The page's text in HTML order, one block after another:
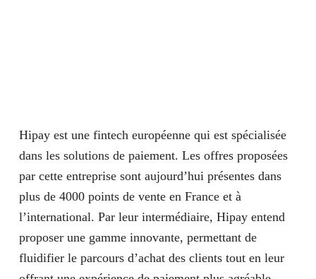
Hipay est une fintech européenne qui est spécialisée
dans les solutions de paiement. Les offres proposées
par cette entreprise sont aujourd’hui présentes dans
plus de 4000 points de vente en France et à
l’international. Par leur intermédiaire, Hipay entend
proposer une gamme innovante, permettant de
fluidifier le parcours d’achat des clients tout en leur